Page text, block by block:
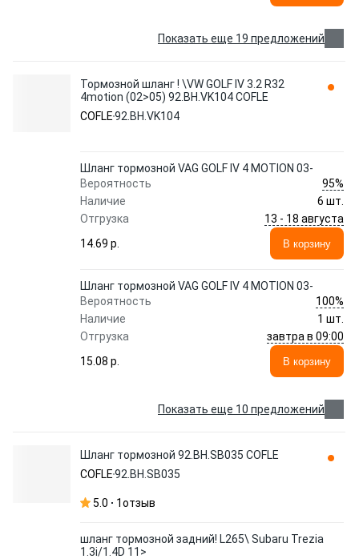
Показать еще 19 предложений
Тормозной шланг ! \VW GOLF IV 3.2 R32
4motion (02>05) 92.BH.VK104 COFLE
COFLE92.BH.VK104
Шланг тормозной VAG GOLF IV 4 MOTION 03-
Вероятность
95%
Наличие
6 шт.
Отгрузка
13 - 18 августа
14.69 p.
В корзину
Шланг тормозной VAG GOLF IV 4 MOTION 03-
Вероятность
100%
Наличие
1 шт.
Отгрузка
завтра в 09:00
15.08 p.
В корзину
Показать еще 10 предложений
Шланг тормозной 92.BH.SB035 COFLE
COFLE92.BH.SB035
5.0 1отзыв
шланг тормозной задний! L265\ Subaru Trezia
1.3i/1.4D 11>